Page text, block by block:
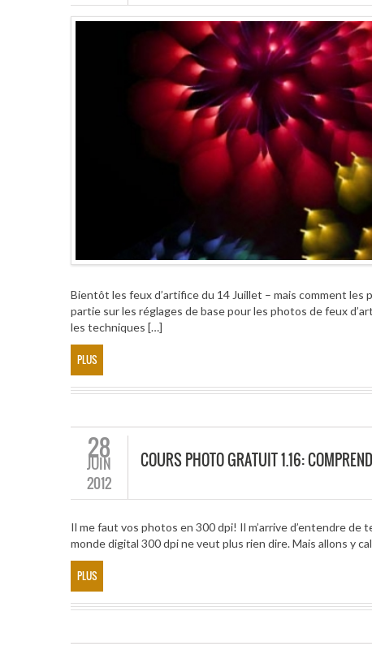
Bientôt les feux d’artifice du 14 Juillet – mais comment
partie sur les réglages de base pour les photos de feux
les techniques […]
PLUS
28
JUIN
2012
COURS PHOTO GRATUIT 1.16:
Il me faut vos photos en 300 dpi! Il m’arrive d’entendre de
monde digital 300 dpi ne veut plus rien dire. Mais allons y
PLUS